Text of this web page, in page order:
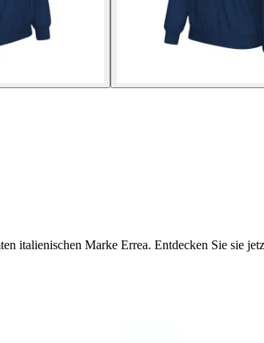
italienischen Marke Errea. Entdecken Sie sie